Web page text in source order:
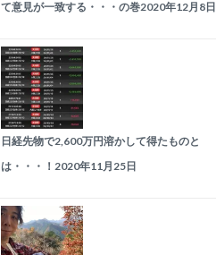
て意見が一致する・・・の巻2020年12月8日
日経先物で2,600万円溶かして得たものと
は・・・！ 2020年11月25日